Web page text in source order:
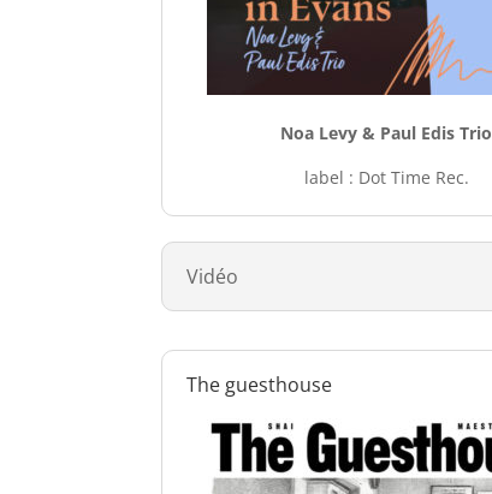
Noa Levy & Paul Edis Trio
label : Dot Time Rec.
Vidéo
The guesthouse